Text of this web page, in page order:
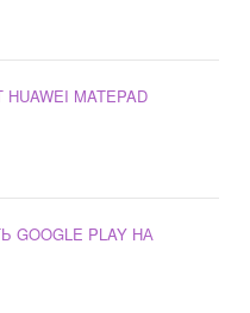
MATEPAD
PLAY НА